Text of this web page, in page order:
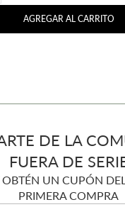
AGREGAR AL CARRITO
DE LA
FUERA DE
OBTÉN UN CUPÓN DEL
PRIMERA COMPRA